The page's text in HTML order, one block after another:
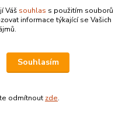
Váš souhlas s použitím souborů
informace týkající se Vašich
Souhlasím
odmítnout zde.